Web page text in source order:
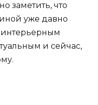
заметить, что
уже давно
и сейчас,